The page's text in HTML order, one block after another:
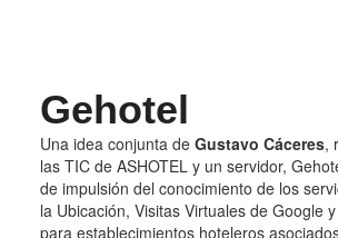
Gehotel
Una idea conjunta de Gustavo Cáceres,
las TIC de ASHOTEL y un servidor,
de impulsión del conocimiento de los
la Ubicación, Visitas Virtuales de Google
para establecimientos hoteleros